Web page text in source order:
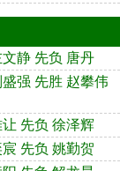
静 先负 唐丹
强 先胜 赵攀伟
先负 徐泽辉
先负 姚勤贺